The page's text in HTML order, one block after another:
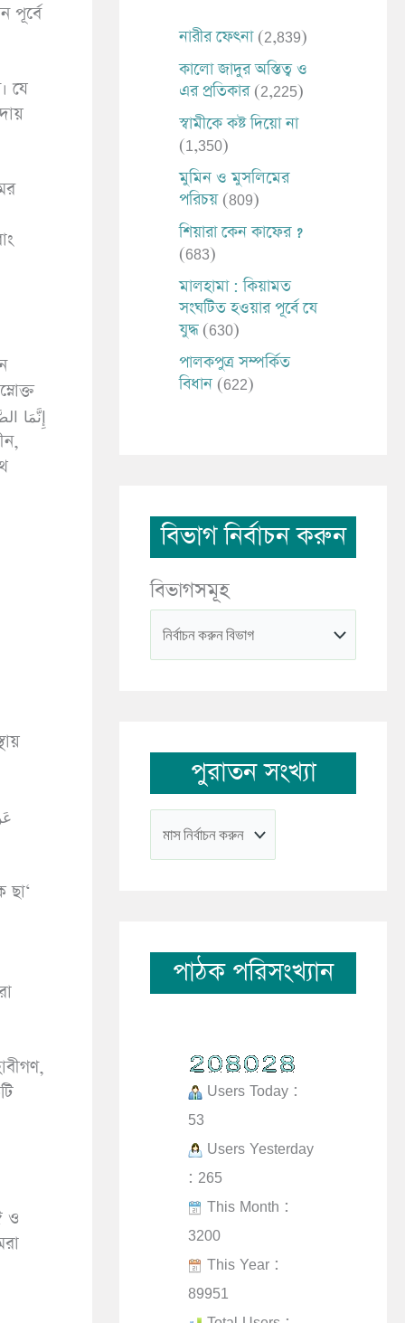
পূর্বে
যে
ও
নারীর ফেৎনা (2,839)
কালো জাদুর অস্তিত্ব ও
এর প্রতিকার (2,225)
স্বামীকে কষ্ট দিয়ো না
(1,350)
মুমিন ও মুসলিমের
পরিচয় (809)
শিয়ারা কেন কাফের ?
(683)
মালহামা : কিয়ামত
সংঘটিত হওয়ার পূর্বে যে
যুদ্ধ (630)
পালকপুত্র সম্পর্কিত
বিধান (622)
বিভাগ নির্বাচন করুন
বিভাগসমূহ
পুরাতন সংখ্যা
পাঠক পরিসংখ্যান
Users Today :
53
Users Yesterday
: 265
This Month :
3200
This Year :
89951